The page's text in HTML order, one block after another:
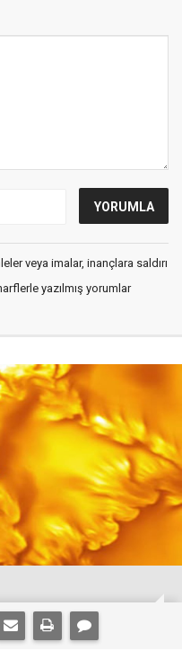
veya imalar, inançlara saldırı
yazılmış yorumlar